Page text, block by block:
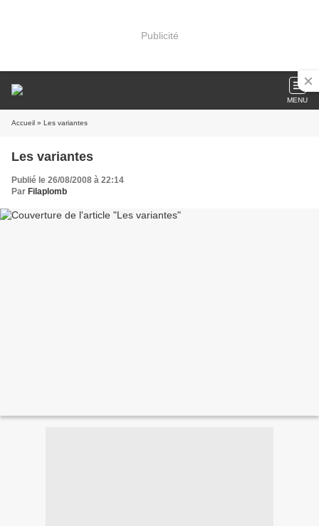
Publicité
MENU
Accueil » Les variantes
Les variantes
Publié le 26/08/2008 à 22:14
Par Filaplomb